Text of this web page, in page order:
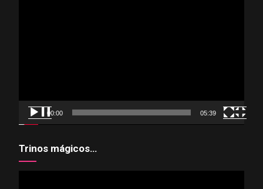
00:00 05:39
Trinos mágicos…